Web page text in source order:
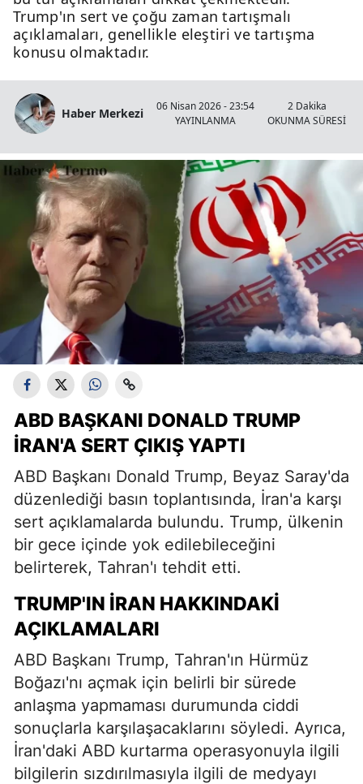
Trump'ın sert ve çoğu zaman tartışmalı
açıklamaları, genellikle eleştiri ve tartışma
konusu olmaktadır.
Haber Merkezi
06 Nisan 2026 - 23:54
YAYINLANMA
2 Dakika
OKUNMA SÜRESİ
ABD BAŞKANI DONALD TRUMP
İRAN'A SERT ÇIKIŞ YAPTI
ABD Başkanı Donald Trump, Beyaz Saray'da
düzenlediği basın toplantısında, İran'a karşı
sert açıklamalarda bulundu. Trump, ülkenin
bir gece içinde yok edilebileceğini
belirterek, Tahran'ı tehdit etti.
TRUMP'IN İRAN HAKKINDAKI
AÇIKLAMALARI
ABD Başkanı Trump, Tahran'ın Hürmüz
Boğazı'nı açmak için belirli bir sürede
anlaşma yapmaması durumunda ciddi
sonuçlarla karşılaşacaklarını söyledi. Ayrıca,
İran'daki ABD kurtarma operasyonuyla ilgili
bilgilerin sızdırılmasıyla ilgili de medyayı